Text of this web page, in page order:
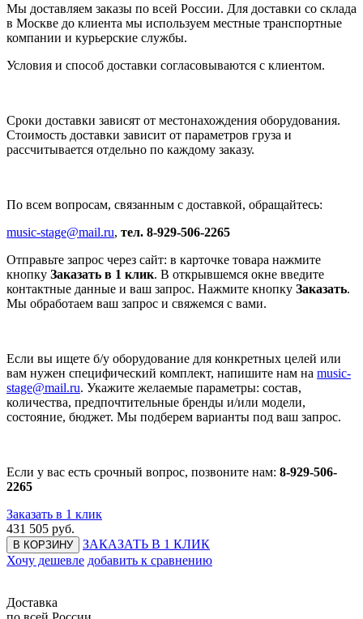
Мы доставляем заказы по всей России. Для доставки со склада
в Москве до клиента мы используем местные транспортные
компании и курьерские службы.
Условия и способ доставки согласовываются с клиентом.
Сроки доставки зависят от местонахождения оборудования.
Стоимость доставки зависит от параметров груза и
рассчитывается отдельно по каждому заказу.
По всем вопросам, связанным с доставкой, обращайтесь:
music-stage@mail.ru, тел. 8-929-506-2265
Отправьте запрос через сайт: в карточке товара нажмите
кнопку Заказать в 1 клик. В открывшемся окне введите
контактные данные и ваш запрос. Нажмите кнопку Заказать.
Мы обработаем ваш запрос и свяжемся с вами.
Если вы ищете б/у оборудование для конкретных целей или
вам нужен специфический комплект, напишите нам на music-
stage@mail.ru. Укажите желаемые параметры: состав,
количества, предпочтительные бренды и/или модели,
состояние, бюджет. Мы подберем варианты под ваш запрос.
Если у вас есть срочный вопрос, позвоните нам: 8-929-506-
2265
Заказать в 1 клик
431 505 руб.
В КОРЗИНУ
ЗАКАЗАТЬ В 1 КЛИК
Хочу дешевле добавить к сравнению
Доставка